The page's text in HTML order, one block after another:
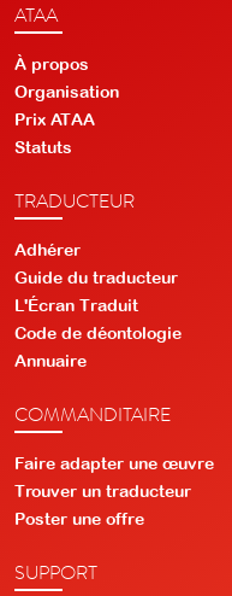
ATAA
À propos
Organisation
Prix ATAA
Statuts
TRADUCTEUR
Adhérer
Guide du traducteur
L'Écran Traduit
Code de déontologie
Annuaire
COMMANDITAIRE
Faire adapter une œuvre
Trouver un traducteur
Poster une offre
SUPPORT